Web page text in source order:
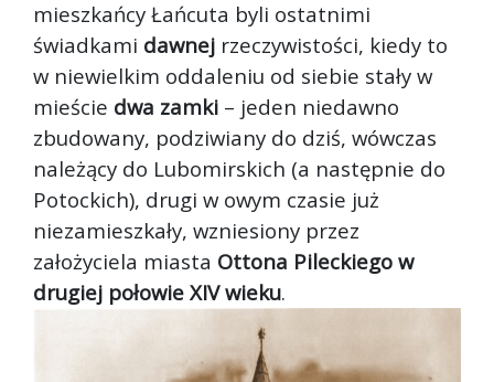
mieszkańcy Łańcuta byli ostatnimi
świadkami dawnej rzeczywistości, kiedy to
w niewielkim oddaleniu od siebie stały w
mieście dwa zamki – jeden niedawno
zbudowany, podziwiany do dziś, wówczas
należący do Lubomirskich (a następnie do
Potockich), drugi w owym czasie już
niezamieszkały, wzniesiony przez
założyciela miasta Ottona Pileckiego w
drugiej połowie XIV wieku.